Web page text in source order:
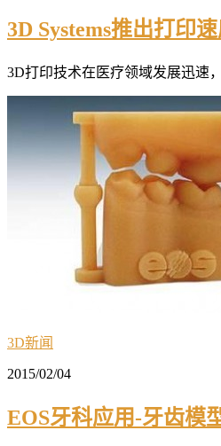
3D Systems推出打印
3D打印技术在医疗领域发展迅速
3D新闻
2015/02/04
EOS牙科应用-牙齿模